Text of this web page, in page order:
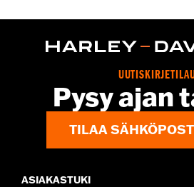
Functional Features:Pockets
d.com/warrantyfor full details
Pysy ajan
TILAA
ASIAKASTUKI